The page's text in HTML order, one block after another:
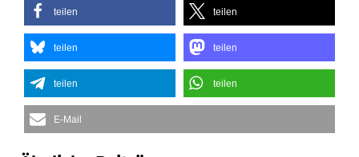
teilen teilen
teilen teilen
teilen teilen
E-Mail